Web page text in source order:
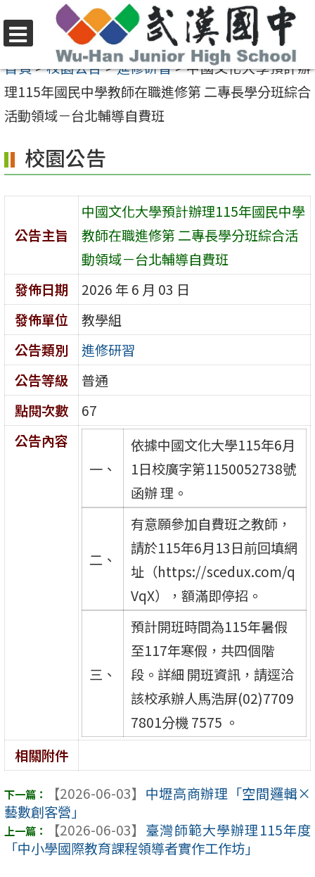
至
要
內
區
選
單
首頁>校園公告>進修研習>中國文化大學預計辦
理115年國民中學教師在職進修第 二專長學分班綜合
活動領域－台北輔導自費班
校園公告
公告主旨
中國文化大學預計辦理115年國民中學
教師在職進修第 二專長學分班綜合活
動領域－台北輔導自費班
發佈日期
2026 年 6 月 03 日
發佈單位
教學組
公告類別
進修研習
公告等級
普通
點閱次數
67
公告內容
一、
依據中國文化大學115年6月
1日校廣字第1150052738號
函辦 理。
二、
有意願參加自費班之教師，
請於115年6月13日前回填網
址（https://scedux.com/q
VqX），額滿即停招。
三、
預計開班時間為115年暑假
至117年寒假，共四個階
段。詳細 開班資訊，請逕洽
該校承辦人馬浩屏(02)7709
7801分機 7575 。
相關附件
【2026-06-03】 中壢高商辦理「空間邏輯×
藝數創客營」
【2026-06-03】 臺灣師範大學辦理115年度
「中小學國際教育課程領導者實作工作坊」